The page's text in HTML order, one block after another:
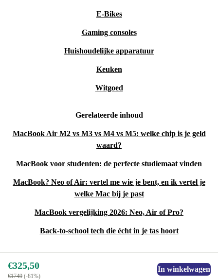
E-Bikes
Gaming consoles
Huishoudelijke apparatuur
Keuken
Witgoed
Gerelateerde inhoud
MacBook Air M2 vs M3 vs M4 vs M5: welke chip is je geld
waard?
MacBook voor studenten: de perfecte studiemaat vinden
MacBook? Neo of Air: vertel me wie je bent, en ik vertel je
welke Mac bij je past
MacBook vergelijking 2026: Neo, Air of Pro?
Back-to-school tech die écht in je tas hoort
€325,50
€1749 (-81%)
In winkelwagen